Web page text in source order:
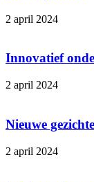
2 april 2024
Innovatief
2 april 2024
Nieuwe
2 april 2024